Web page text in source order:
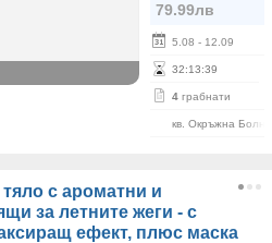
79.99лв
5.08 - 12.09
32:13:39
4 грабнати
кв. Окръжна
с ароматни и
за летните жеги - с
ефект, плюс маска